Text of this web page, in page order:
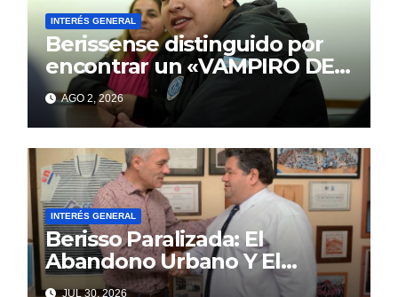
INTERÉS GENERAL
Berissense distinguido por
encontrar un «VAMPIRO DE
MAR»
AGO 2, 2026
INTERÉS GENERAL
Berisso Paralizada: El
Abandono Urbano Y El
Despilfarro Político Repiten
JUL 30, 2026